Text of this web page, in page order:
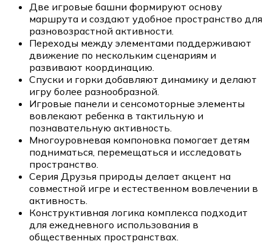
Две игровые башни формируют основу
маршрута и создают удобное пространство для
разновозрастной активности.
Переходы между элементами поддерживают
движение по нескольким сценариям и
развивают координацию.
Спуски и горки добавляют динамику и делают
игру более разнообразной.
Игровые панели и сенсомоторные элементы
вовлекают ребенка в тактильную и
познавательную активность.
Многоуровневая компоновка помогает детям
подниматься, перемещаться и исследовать
пространство.
Серия Друзья природы делает акцент на
совместной игре и естественном вовлечении в
активность.
Конструктивная логика комплекса подходит
для ежедневного использования в
общественных пространствах.